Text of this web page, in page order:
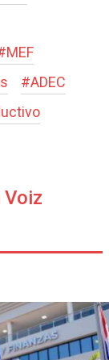
MEF
#ADEC